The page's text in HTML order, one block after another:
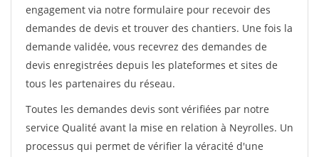
engagement via notre formulaire pour recevoir des
demandes de devis et trouver des chantiers. Une fois la
demande validée, vous recevrez des demandes de
devis enregistrées depuis les plateformes et sites de
tous les partenaires du réseau.
Toutes les demandes devis sont vérifiées par notre
service Qualité avant la mise en relation à Neyrolles. Un
processus qui permet de vérifier la véracité d'une